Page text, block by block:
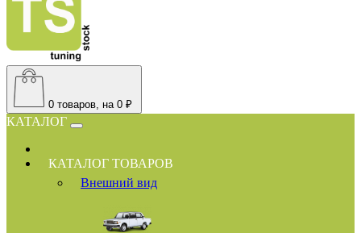
0 товаров, на 0 ₽
КАТАЛОГ
КАТАЛОГ ТОВАРОВ
Внешний вид